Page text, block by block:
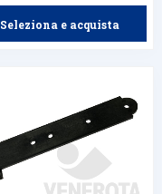
Seleziona e acquista